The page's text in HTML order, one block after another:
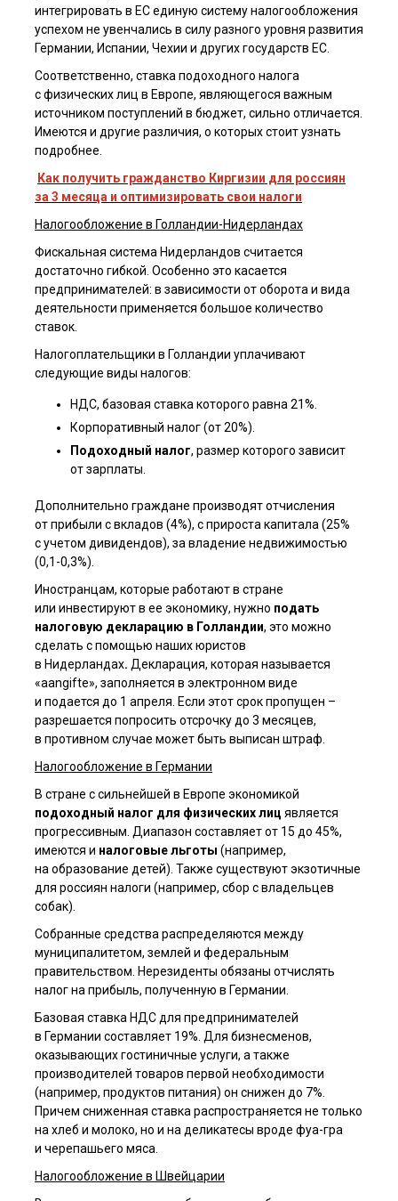
Я ознакомлен(а) спользовательским соглашением, а также даю
Отправить
интегрировать в ЕС единую систему налогообложения
успехом не увенчались в силу разного уровня развития
Германии, Испании, Чехии и других государств ЕС.
Соответственно, ставка подоходного налога
с физических лиц в Европе, являющегося важным
источником поступлений в бюджет, сильно отличается.
Имеются и другие различия, о которых стоит узнать
подробнее.
Как получить гражданство Киргизии для россиян
за 3 месяца и оптимизировать свои налоги
Налогообложение в Голландии-Нидерландах
Фискальная система Нидерландов считается
достаточно гибкой. Особенно это касается
предпринимателей: в зависимости от оборота и вида
деятельности применяется большое количество
ставок.
Налогоплательщики в Голландии уплачивают
следующие виды налогов:
НДС, базовая ставка которого равна 21%.
Корпоративный налог (от 20%).
Подоходный налог, размер которого зависит
от зарплаты.
Дополнительно граждане производят отчисления
от прибыли с вкладов (4%), с прироста капитала (25%
с учетом дивидендов), за владение недвижимостью
(0,1-0,3%).
Иностранцам, которые работают в стране
или инвестируют в ее экономику, нужно подать
налоговую декларацию в Голландии, это можно
сделать с помощью наших юристов
в Нидерландах. Декларация, которая называется
«aangifte», заполняется в электронном виде
и подается до 1 апреля. Если этот срок пропущен –
разрешается попросить отсрочку до 3 месяцев,
в противном случае может быть выписан штраф.
Налогообложение в Германии
В стране с сильнейшей в Европе экономикой
подоходный налог для физических лиц является
прогрессивным. Диапазон составляет от 15 до 45%,
имеются и налоговые льготы (например,
на образование детей). Также существуют экзотичные
для россиян налоги (например, сбор с владельцев
собак).
Собранные средства распределяются между
муниципалитетом, землей и федеральным
правительством. Нерезиденты обязаны отчислять
налог на прибыль, полученную в Германии.
Базовая ставка НДС для предпринимателей
в Германии составляет 19%. Для бизнесменов,
оказывающих гостиничные услуги, а также
производителей товаров первой необходимости
(например, продуктов питания) он снижен до 7%.
Причем сниженная ставка распространяется не только
на хлеб и молоко, но и на деликатесы вроде фуа-гра
и черепашьего мяса.
Налогообложение в Швейцарии